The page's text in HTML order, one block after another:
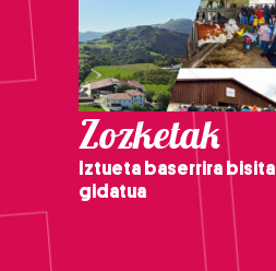
Zozketak
Iztueta baserrira bisita
gidatua